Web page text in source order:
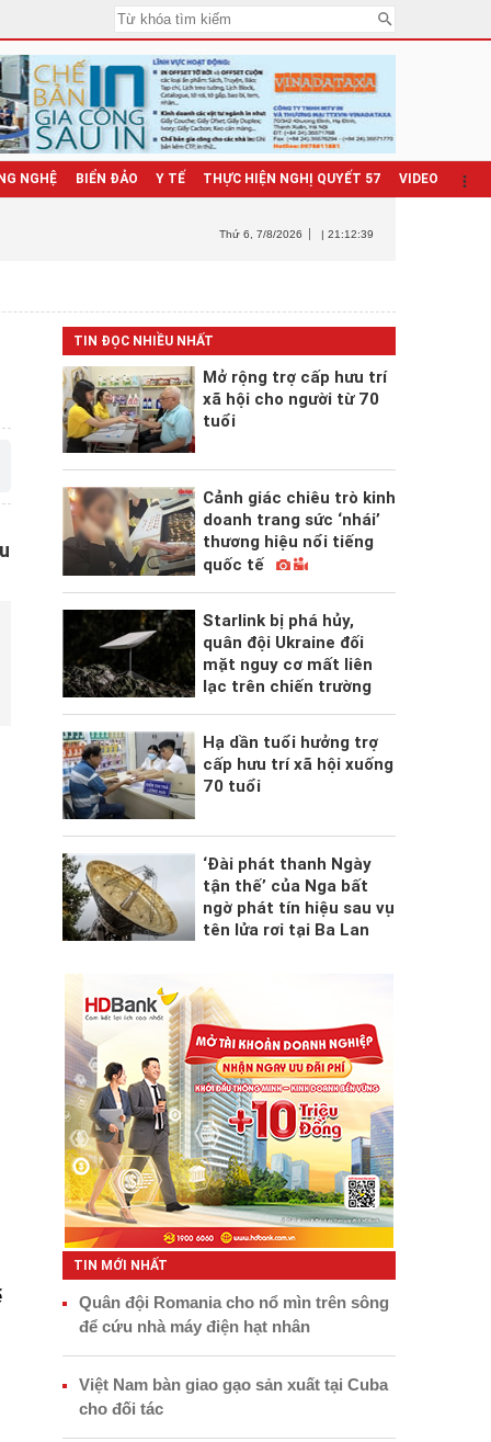
NGHỆ BIỂN ĐẢO Y TẾ THỰC HIỆN NGHỊ QUYẾT 57 VIDEO
Thứ 6 , 7/8/2026 | 21:12:41
TIN ĐỌC NHIỀU NHẤT
Mở rộng trợ cấp hưu trí
xã hội cho người từ 70
tuổi
Cảnh giác chiêu trò kinh
doanh trang sức ‘nhái’
thương hiệu nổi tiếng
quốc tế
Starlink bị phá hủy,
quân đội Ukraine đối
mặt nguy cơ mất liên
lạc trên chiến trường
Hạ dần tuổi hưởng trợ
cấp hưu trí xã hội xuống
70 tuổi
‘Đài phát thanh Ngày
tận thế’ của Nga bất
ngờ phát tín hiệu sau vụ
tên lửa rơi tại Ba Lan
TIN MỚI NHẤT
Quân đội Romania cho nổ mìn trên sông
để cứu nhà máy điện hạt nhân
Việt Nam bàn giao gạo sản xuất tại Cuba
cho đối tác